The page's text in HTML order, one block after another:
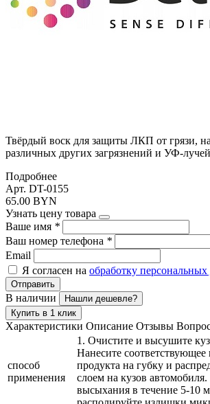
Твёрдый воск для защиты ЛКП от грязи,
различных других загрязнений и УФ-лучей
Подробнее
Арт. DT-0155
65.00 BYN
Узнать цену товара
Ваше имя *
Ваш номер телефона *
Email
Я согласен на обработку
Отправить
В наличии
Нашли дешевле?
Купить в 1 клик
Характеристики Описание Отзывы
способ
применения
1. Очистите и высушите
Нанесите соответствующее
продукта на губку и
слоем на кузов
высыхания в течение 5-10